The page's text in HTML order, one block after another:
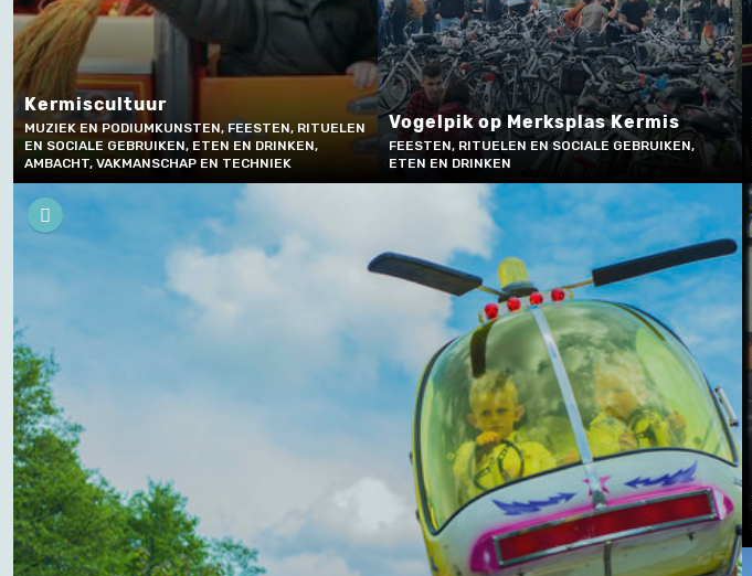
Kermiscultuur
MUZIEK EN PODIUMKUNSTEN, FEESTEN, RITUELEN
EN SOCIALE GEBRUIKEN, ETEN EN DRINKEN,
AMBACHT, VAKMANSCHAP EN TECHNIEK
Vogelpik op Merksplas Kermis
FEESTEN, RITUELEN EN SOCIALE GEBRUIKEN,
ETEN EN DRINKEN